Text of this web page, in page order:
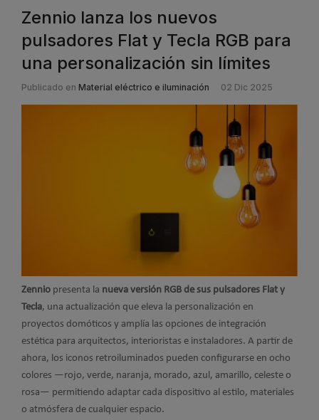
Zennio lanza los nuevos
pulsadores Flat y Tecla RGB para
una personalización sin límites
Publicado en Material eléctrico e iluminación 02 Dic 2025
Zennio presenta la nueva versión RGB de sus pulsadores Flat y
Tecla, una actualización que eleva la personalización en
proyectos domóticos y amplía las opciones de integración
estética para arquitectos, interioristas e instaladores. A partir de
ahora, los iconos retroiluminados pueden configurarse en ocho
colores —rojo, verde, naranja, morado, azul, amarillo, celeste o
rosa— permitiendo adaptar cada dispositivo al estilo, materiales
o atmósfera de cualquier espacio.